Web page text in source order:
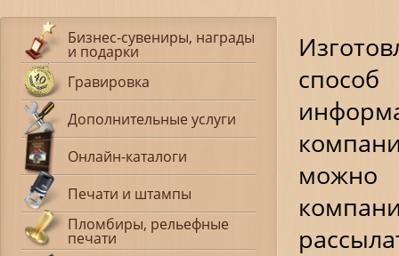
Бизнес-сувениры, награды
и подарки
Гравировка
Дополнительные услуги
Онлайн-каталоги
Печати и штампы
Пломбиры, рельефные
печати
можно